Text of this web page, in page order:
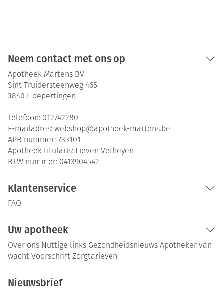
Neem contact met ons op
Apotheek Martens BV
Sint-Truidersteenweg 465
3840 Hoepertingen
Telefoon: 012742280
E-mailadres: webshop@apotheek-martens.be
APB nummer: 733101
Apotheek titularis: Lieven Verheyen
BTW nummer: 0413904542
Klantenservice
FAQ
Uw apotheek
Over ons Nuttige links Gezondheidsnieuws Apotheker van
wacht Voorschrift Zorgtarieven
Nieuwsbrief